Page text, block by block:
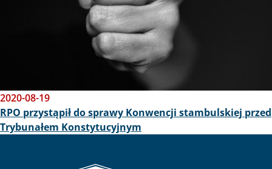
2020-08-19
RPO przystąpił do sprawy Konwencji stambulskiej przed
Trybunałem Konstytucyjnym